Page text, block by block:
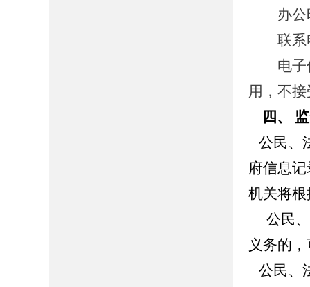
办公时
联系电
电子信
用，不
四、
公民、
府信息
机关将
公民、
义务的
公民、